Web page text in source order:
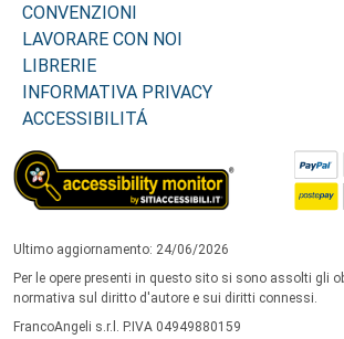
CONVENZIONI
LAVORARE CON NOI
LIBRERIE
INFORMATIVA PRIVACY
ACCESSIBILITÁ
Ultimo aggiornamento: 24/06/2026
Per le opere presenti in questo sito si sono assolti gli
normativa sul diritto d'autore e sui diritti connessi.
FrancoAngeli s.r.l. P.IVA 04949880159